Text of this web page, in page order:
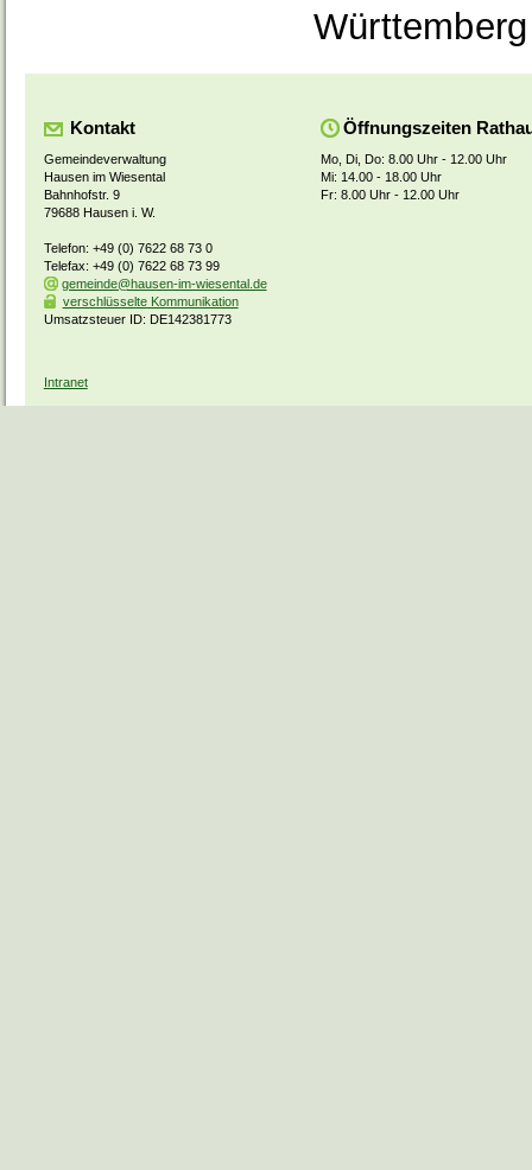
Württemberg
Kontakt
Gemeindeverwaltung
Hausen im Wiesental
Bahnhofstr. 9
79688 Hausen i. W.
Telefon: +49 (0) 7622 68 73 0
Telefax: +49 (0) 7622 68 73 99
gemeinde@hausen-im-wiesental.de
verschlüsselte Kommunikation
Umsatzsteuer ID: DE142381773
Öffnungszeiten
Mo, Di, Do: 8.00 Uhr - 12.00 Uhr
Mi: 14.00 - 18.00 Uhr
Fr: 8.00 Uhr - 12.00 Uhr
Intranet